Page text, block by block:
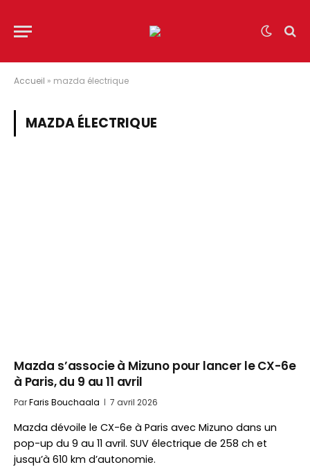
Accueil » mazda électrique
MAZDA ÉLECTRIQUE
Mazda s’associe à Mizuno pour lancer le CX-6e
à Paris, du 9 au 11 avril
ParFaris Bouchaala 7 avril 2026
Mazda dévoile le CX-6e à Paris avec Mizuno dans un
pop-up du 9 au 11 avril. SUV électrique de 258 ch et
jusqu’à 610 km d’autonomie.